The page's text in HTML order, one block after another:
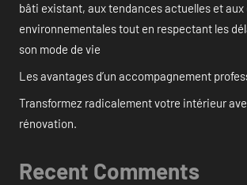
bâti existant, aux tendances actuelles et
environnementales tout en respectant les
son mode de vie
Les avantages d’un accompagnement
Transformez radicalement votre intérieur
rénovation.
Recent Comments